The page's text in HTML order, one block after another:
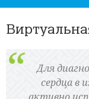
Для
сердца в